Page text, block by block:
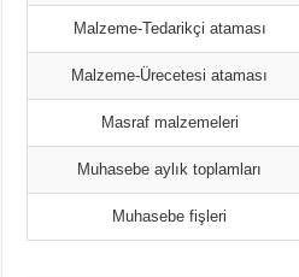
Malzeme-Tedarikçi ataması
Malzeme-Ürecetesi ataması
Masraf malzemeleri
Muhasebe aylık toplamları
Muhasebe fişleri